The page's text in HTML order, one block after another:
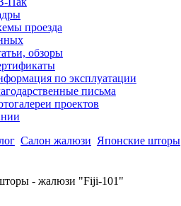
проезда
обзоры
по эксплуатации
письма
проектов
Салон жалюзи Японские шторы